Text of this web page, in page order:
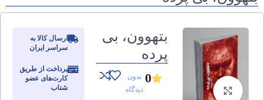
برای بزرگنمایی کلیک کنید
بتهوون، بی
پرده
0 بدون
دیدگاه
ارسال کالا به
سراسر ایران
پرداخت از طریق
کارت‌های عضو
شتاب